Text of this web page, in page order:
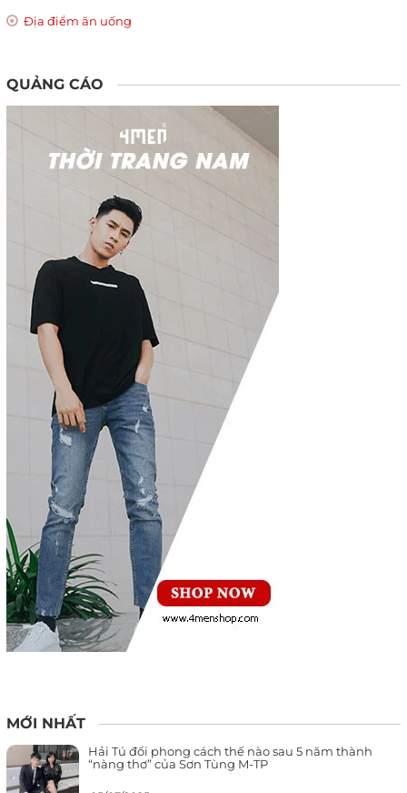
Địa điểm ăn uống
QUẢNG CÁO
MỚI NHẤT
Hải Tú đổi phong cách thế nào sau 5 năm thành
“nàng thơ” của Sơn Tùng M-TP